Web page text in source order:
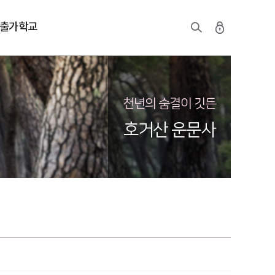
가학교
천년의 숨결이 깃든
호거산 운문사